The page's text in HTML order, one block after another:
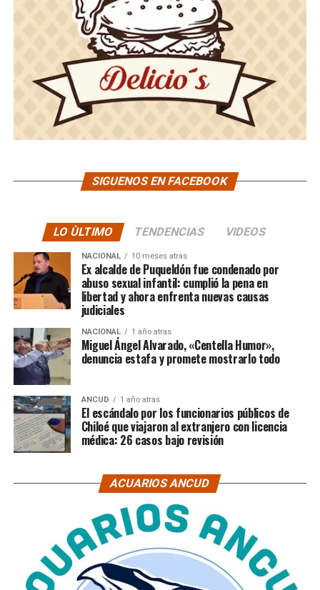
SIGUENOS EN FACEBOOK
LO ÙLTIMO TENDENCIAS VIDEOS
NACIONAL 10 meses atras
Ex alcalde de Puqueldón fue condenado por
abuso sexual infantil: cumplió la pena en
libertad y ahora enfrenta nuevas causas
judiciales
NACIONAL 1 año atras
Miguel Ángel Alvarado, «Centella Humor»,
denuncia estafa y promete mostrarlo todo
ANCUD 1 año atras
El escándalo por los funcionarios públicos de
Chiloé que viajaron al extranjero con licencia
médica: 26 casos bajo revisión
ACUARIOS ANCUD